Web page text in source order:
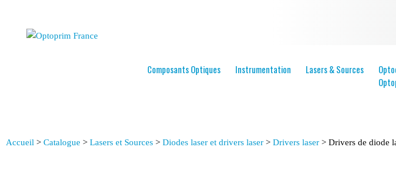
Composants Optiques Instrumentation Lasers & Sources
Accueil > Catalogue > Lasers et Sources > Diodes laser et drivers laser > Drivers laser > Drivers de diode